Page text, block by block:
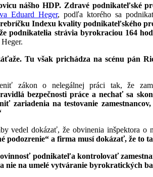
nášho HDP. Zdravé podnikateľské
Eduard Heger, podľa ktorého sa
Indexu kvality podnikateľského
podnikatelia strávia byrokraciou 164
Tu však prichádza na scénu pán
zákon o nelegálnej práci tak, že
bezpečnosti práce a nechať sa
zariadenia na testovanie
vedel dokázať, že obvinenia inšpektora o
podozrenie“ a firma musí dokázať, že to
podnikateľa kontrolovať
nie na umelé vytváranie byrokratických